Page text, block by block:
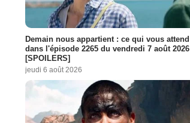
Demain nous appartient : ce qui vous attend
dans l'épisode 2265 du vendredi 7 août 2026
[SPOILERS]
jeudi 6 août 2026